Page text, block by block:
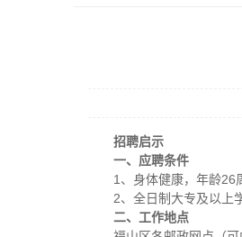
招聘启示
一、应聘条件
1、身体健康，年龄26
2、全日制大专及以上
二、工作地点